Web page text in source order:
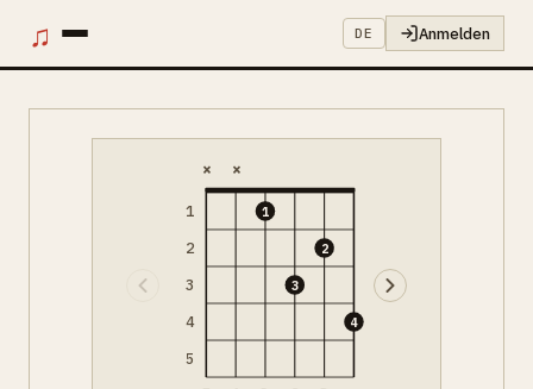
♫ DE Anmelden
1
2
3
4
5
× ×
1
3
2
4